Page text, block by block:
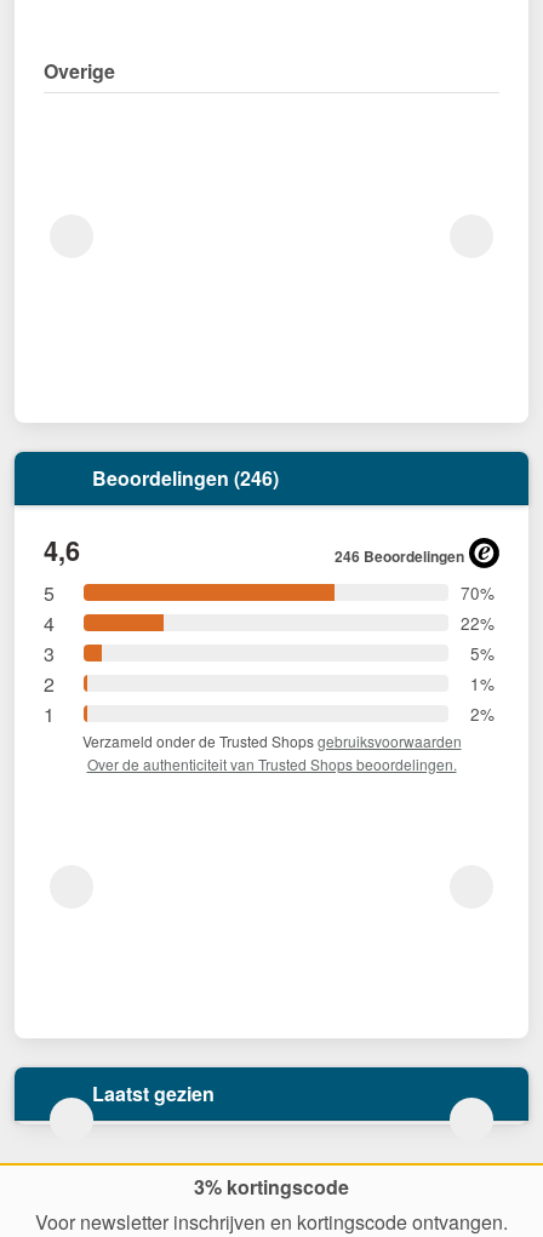
Overige
Beoordelingen (246)
4,6 246 Beoordelingen
5 70%
4 22%
3 5%
2 1%
1 2%
Verzameld onder de Trusted Shopsgebruiksvoorwaarden
Over de authenticiteit van Trusted Shops beoordelingen.
Laatst gezien
3% kortingscode
Voor newsletter inschrijven en kortingscode ontvangen.